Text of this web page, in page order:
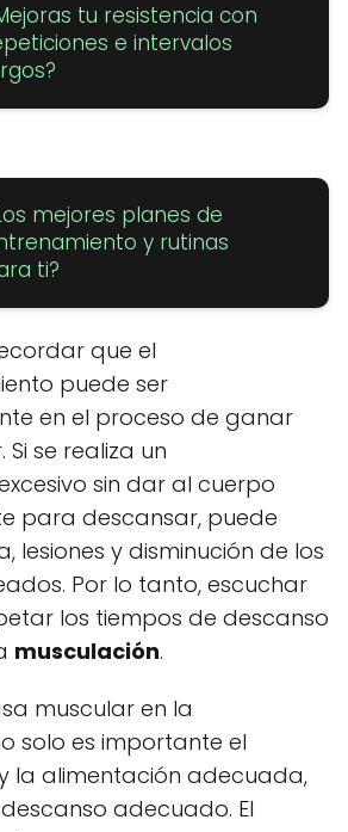
tu resistencia con
e intervalos
mejores planes de
y rutinas
ti?
que el
puede ser
en el proceso de ganar
se realiza un
sin dar al cuerpo
para descansar, puede
lesiones y disminución de los
Por lo tanto, escuchar
los tiempos de descanso
musculación.
muscular en la
solo es importante el
la alimentación adecuada,
adecuado. El